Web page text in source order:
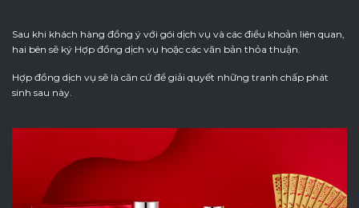
Sau khi khách hàng đồng ý với gói dịch vụ và các điều khoản liên quan,
hai bên sẽ ký Hợp đồng dịch vụ hoặc các văn bản thỏa thuận.
Hợp đồng dịch vụ sẽ là căn cứ để giải quyết những tranh chấp phát
sinh sau này.